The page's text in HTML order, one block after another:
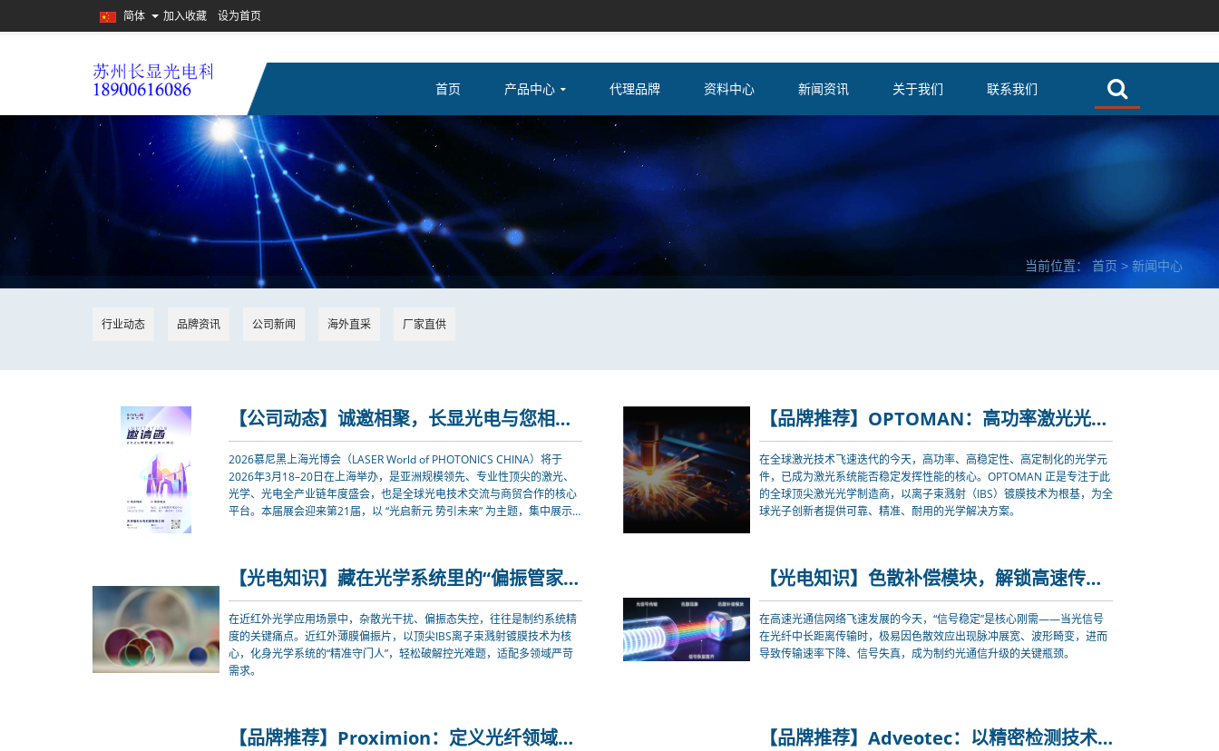
简体 加入收藏 设为首页
首页 产品中心 代理品牌 资料中心 新闻资讯 关于我们 联系我们
当前位置：首页> 新闻中心
行业动态 品牌资讯 公司新闻 海外直采 厂家直供
【公司动态】诚邀相聚，长显光电与您相约慕尼黑上海光博会
2026慕尼黑上海光博会（LASER World of PHOTONICS CHINA）将于
2026年3月18–20日在上海举办，是亚洲规模领先、专业性顶尖的激光、
光学、光电全产业链年度盛会，也是全球光电技术交流与商贸合作的核心
平台。本届展会迎来第21届，以 “光启新元 势引未来” 为主题，集中展示
【品牌推荐】OPTOMAN：高功率激光光学「硬核伙伴」，以精密镀膜定义光的边界
在全球激光技术飞速迭代的今天，高功率、高稳定性、高定制化的光学元
件，已成为激光系统能否稳定发挥性能的核心。OPTOMAN 正是专注于此
的全球顶尖激光光学制造商，以离子束溅射（IBS）镀膜技术为根基，为全
球光子创新者提供可靠、精准、耐用的光学解决方案。
【光电知识】藏在光学系统里的“偏振管家”--近红外薄膜偏振片
在近红外光学应用场景中，杂散光干扰、偏振态失控，往往是制约系统精
度的关键痛点。近红外薄膜偏振片，以顶尖IBS离子束溅射镀膜技术为核
心，化身光学系统的“精准守门人”，轻松破解控光难题，适配多领域严苛
需求。
【光电知识】色散补偿模块，解锁高速传输新可能
在高速光通信网络飞速发展的今天，“信号稳定”是核心刚需——当光信号
在光纤中长距离传输时，极易因色散效应出现脉冲展宽、波形畸变，进而
导致传输速率下降、信号失真，成为制约光通信升级的关键瓶颈。
【品牌推荐】Proximion：定义光纤领域的精准与可靠 【品牌推荐】Adveotec：以精密检测技术 驱动光电产业高端升级